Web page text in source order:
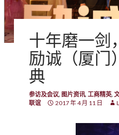
十年磨一剑
励诚（厦门
典
参访及会议, 图片资讯, 工商精英,
联谊
2017 年 4 月 11 日